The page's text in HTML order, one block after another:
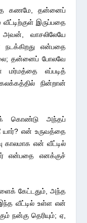
கணமே, தன்னைப்
இருப்பதை
வாசலிலேயே
என்பதை
தன்னைப் போலவே
மர்மத்தை எப்படித்
கலக்கத்தில் நின்றான்
கொண்டு அந்தப்
யார்? என் உருவத்தை
காலமாக என் வீட்டில்
என்பதை எனக்குச்
கேட்டதும், அந்த
இந்த வீட்டில் உள்ள என்
நன்கு தெரியும்; ஏ,